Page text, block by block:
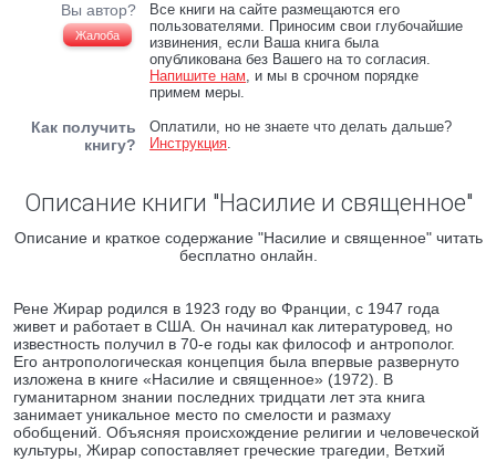
Вы автор?
Жалоба
Все книги на сайте размещаются его
пользователями. Приносим свои глубочайшие
извинения, если Ваша книга была
опубликована без Вашего на то согласия.
Напишите нам, и мы в срочном порядке
примем меры.
Как получить
книгу?
Оплатили, но не знаете что делать дальше?
Инструкция.
Описание книги "Насилие и священное"
Описание и краткое содержание "Насилие и священное" читать
бесплатно онлайн.
Рене Жирар родился в 1923 году во Франции, с 1947 года
живет и работает в США. Он начинал как литературовед, но
известность получил в 70-е годы как философ и антрополог.
Его антропологическая концепция была впервые развернуто
изложена в книге «Насилие и священное» (1972). В
гуманитарном знании последних тридцати лет эта книга
занимает уникальное место по смелости и размаху
обобщений. Объясняя происхождение религии и человеческой
культуры, Жирар сопоставляет греческие трагедии, Ветхий